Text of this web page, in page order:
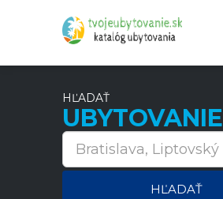
HĽADAŤ
UBYTOVANIE
HĽADAŤ